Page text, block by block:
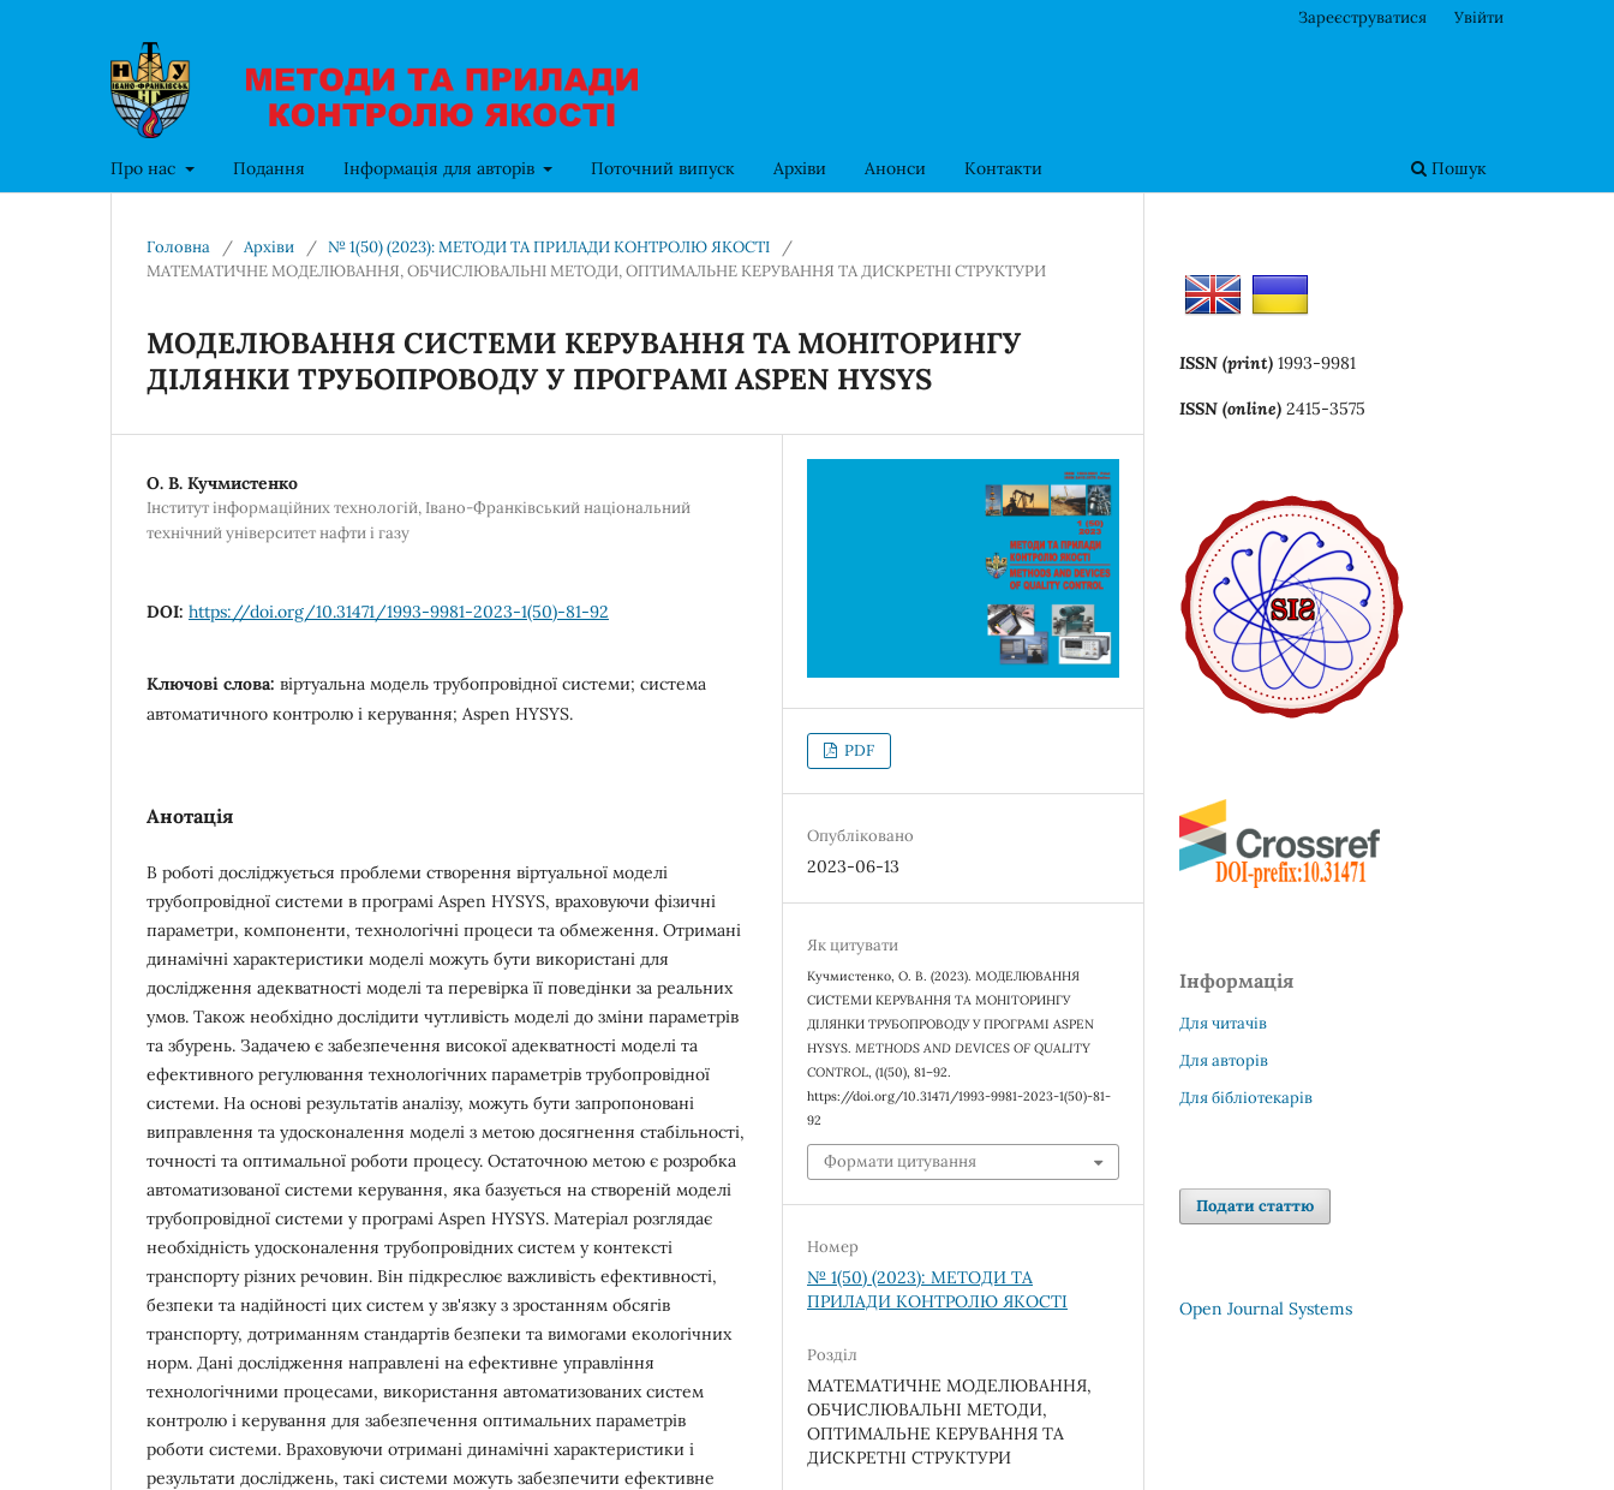
Про нас Подання Інформація для авторів Поточний випуск Архіви Анонси Контакти Пошук
Зареєструватися Увійти
Головна / Архіви / № 1(50) (2023): МЕТОДИ ТА ПРИЛАДИ КОНТРОЛЮ ЯКОСТІ
/
МАТЕМАТИЧНЕ МОДЕЛЮВАННЯ, ОБЧИСЛЮВАЛЬНІ МЕТОДИ, ОПТИМАЛЬНЕ КЕРУВАННЯ ТА ДИСКРЕТНІ СТРУКТУРИ
МОДЕЛЮВАННЯ СИСТЕМИ КЕРУВАННЯ ТА МОНІТОРИНГУ
ДІЛЯНКИ ТРУБОПРОВОДУ У ПРОГРАМІ ASPEN HYSYS
О. В. Кучмистенко
Інститут інформаційних технологій, Івано-Франківський національний
технічний університет нафти і газу
DOI: https://doi.org/10.31471/1993-9981-2023-1(50)-81-92
Ключові слова: віртуальна модель трубопровідної системи; система
автоматичного контролю і керування; Aspen HYSYS.
Анотація
В роботі досліджується проблеми створення віртуальної моделі
трубопровідної системи в програмі Aspen HYSYS, враховуючи фізичні
параметри, компоненти, технологічні процеси та обмеження. Отримані
динамічні характеристики моделі можуть бути використані для
дослідження адекватності моделі та перевірка її поведінки за реальних
умов. Також необхідно дослідити чутливість моделі до зміни параметрів
та збурень. Задачею є забезпечення високої адекватності моделі та
ефективного регулювання технологічних параметрів трубопровідної
системи. На основі результатів аналізу, можуть бути запропоновані
виправлення та удосконалення моделі з метою досягнення стабільності,
точності та оптимальної роботи процесу. Остаточною метою є розробка
автоматизованої системи керування, яка базується на створеній моделі
трубопровідної системи у програмі Aspen HYSYS. Матеріал розглядає
необхідність удосконалення трубопровідних систем у контексті
транспорту різних речовин. Він підкреслює важливість ефективності,
безпеки та надійності цих систем у зв'язку з зростанням обсягів
транспорту, дотриманням стандартів безпеки та вимогами екологічних
норм. Дані дослідження направлені на ефективне управління
технологічними процесами, використання автоматизованих систем
контролю і керування для забезпечення оптимальних параметрів
роботи системи. Враховуючи отримані динамічні характеристики і
результати досліджень, такі системи можуть забезпечити ефективне
PDF
Опубліковано
2023-06-13
Як цитувати
Кучмистенко, О. В. (2023). МОДЕЛЮВАННЯ
СИСТЕМИ КЕРУВАННЯ ТА МОНІТОРИНГУ
ДІЛЯНКИ ТРУБОПРОВОДУ У ПРОГРАМІ ASPEN
HYSYS. METHODS AND DEVICES OF QUALITY
CONTROL , (1(50), 81–92.
https://doi.org/10.31471/1993-9981-2023-1(50)-81-
92
Формати цитування
Номер
№ 1(50) (2023): МЕТОДИ ТА
ПРИЛАДИ КОНТРОЛЮ ЯКОСТІ
Розділ
МАТЕМАТИЧНЕ МОДЕЛЮВАННЯ,
ОБЧИСЛЮВАЛЬНІ МЕТОДИ,
ОПТИМАЛЬНЕ КЕРУВАННЯ ТА
ДИСКРЕТНІ СТРУКТУРИ
ISSN (print) 1993-9981
ISSN (online) 2415-3575
Інформація
Для читачів
Для авторів
Для бібліотекарів
Подати статтю
Open Journal Systems